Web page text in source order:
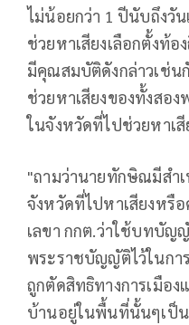
ไม่น้อยกว่า 1 ปีนับถึงวั
ช่วยหาเสียงเลือกตั้งท้
มีคุณสมบัติดังกล่าวเช่น
ช่วยหาเสียงของทั้งสอ
ในจังหวัดที่ไปช่วยหาเสี
"ถามว่านายทักษิณมีสำ
จังหวัดที่ไปหาเสียงหรื
เลขา กกต.ว่าใช้บทบัญ
พระราชบัญญัติไว้ในกา
ถูกตัดสิทธิทางการเมือง
บ้านอยู่ในพื้นที่นั้นๆเป็น